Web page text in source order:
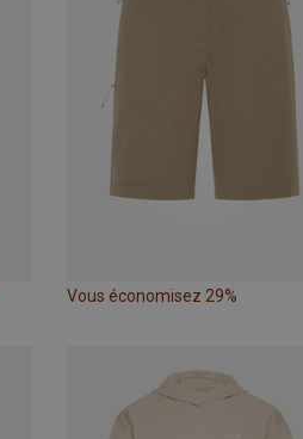
Vous économisez 29%